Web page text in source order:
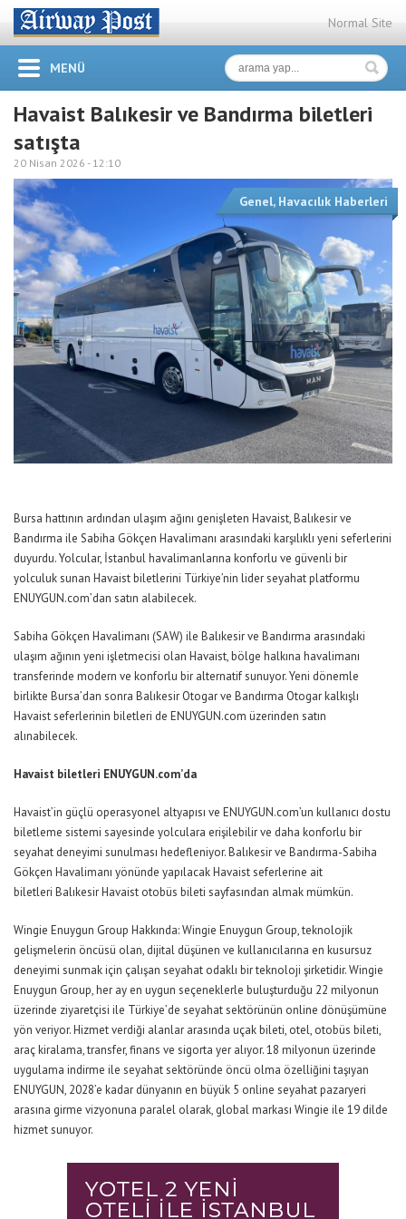
Normal Site
MENÜ
Havaist Balıkesir ve Bandırma biletleri
satışta
20 Nisan 2026 - 12:10
Genel, Havacılık Haberleri
Bursa hattının ardından ulaşım ağını genişleten Havaist, Balıkesir ve
Bandırma ile Sabiha Gökçen Havalimanı arasındaki karşılıklı yeni seferlerini
duyurdu. Yolcular, İstanbul havalimanlarına konforlu ve güvenli bir
yolculuk sunan Havaist biletlerini Türkiye’nin lider seyahat platformu
ENUYGUN.com’dan satın alabilecek.
Sabiha Gökçen Havalimanı (SAW) ile Balıkesir ve Bandırma arasındaki
ulaşım ağının yeni işletmecisi olan Havaist, bölge halkına havalimanı
transferinde modern ve konforlu bir alternatif sunuyor. Yeni dönemle
birlikte Bursa’dan sonra Balıkesir Otogar ve Bandırma Otogar kalkışlı
Havaist seferlerinin biletleri de ENUYGUN.com üzerinden satın
alınabilecek.
Havaist biletleri ENUYGUN.com’da
Havaist’in güçlü operasyonel altyapısı ve ENUYGUN.com’un kullanıcı dostu
biletleme sistemi sayesinde yolculara erişilebilir ve daha konforlu bir
seyahat deneyimi sunulması hedefleniyor. Balıkesir ve Bandırma-Sabiha
Gökçen Havalimanı yönünde yapılacak Havaist seferlerine ait
biletleri Balıkesir Havaist otobüs bileti sayfasından almak mümkün.
Wingie Enuygun Group Hakkında: Wingie Enuygun Group, teknolojik
gelişmelerin öncüsü olan, dijital düşünen ve kullanıcılarına en kusursuz
deneyimi sunmak için çalışan seyahat odaklı bir teknoloji şirketidir. Wingie
Enuygun Group, her ay en uygun seçeneklerle buluşturduğu 22 milyonun
üzerinde ziyaretçisi ile Türkiye’de seyahat sektörünün online dönüşümüne
yön veriyor. Hizmet verdiği alanlar arasında uçak bileti, otel, otobüs bileti,
araç kiralama, transfer, finans ve sigorta yer alıyor. 18 milyonun üzerinde
uygulama indirme ile seyahat sektöründe öncü olma özelliğini taşıyan
ENUYGUN, 2028’e kadar dünyanın en büyük 5 online seyahat pazaryeri
arasına girme vizyonuna paralel olarak, global markası Wingie ile 19 dilde
hizmet sunuyor.